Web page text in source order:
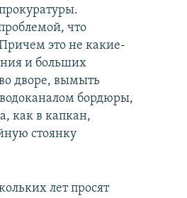
что
это не какие-
и больших
дворе, вымыть
бордюры,
как в капкан,
стоянку
лет просят